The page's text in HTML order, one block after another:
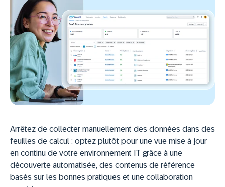
Arrêtez de collecter manuellement des données dans des
feuilles de calcul : optez plutôt pour une vue mise à jour
en continu de votre environnement IT grâce à une
découverte automatisée, des contenus de référence
basés sur les bonnes pratiques et une collaboration